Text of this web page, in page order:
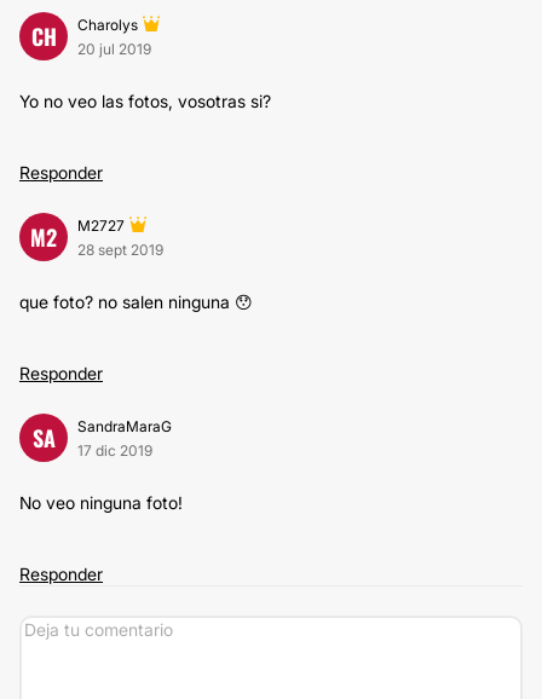
CH
Charolys
20 jul 2019
Yo no veo las fotos, vosotras si?
Responder
M2
M2727
28 sept 2019
que foto? no salen ninguna 😯
Responder
SA
SandraMaraG
17 dic 2019
No veo ninguna foto!
Responder